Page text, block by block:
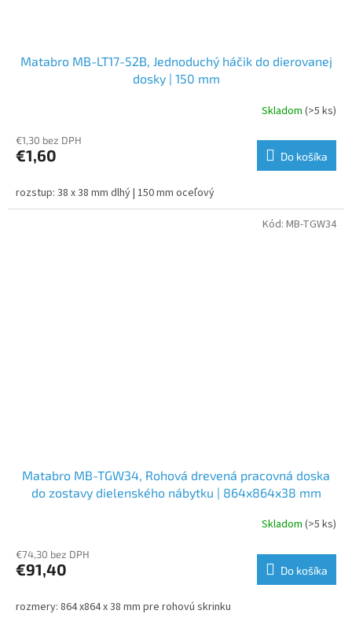
Matabro MB-LT17-52B, Jednoduchý háčik do dierovanej
dosky | 150 mm
Skladom (>5 ks)
€1,30 bez DPH
€1,60 Do košíka
rozstup: 38 x 38 mm dlhý | 150 mm oceľový
Matabro MB-TGW34, Rohová drevená pracovná doska
do zostavy dielenského nábytku | 864x864x38 mm
Skladom (>5 ks)
€74,30 bez DPH
€91,40 Do košíka
rozmery: 864 x864 x 38 mm pre rohovú skrinku
Kód: MB-TGW34